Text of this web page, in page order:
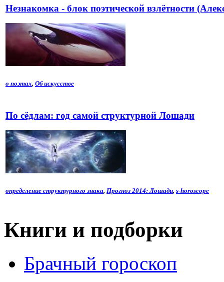
Незнакомка - блок поэтической взлётности
о поэтах, Об искусстве
По сёдлам: год самой структурной Лошади
определение структурного знака, Прогноз 2014: Лошади, s-horoscope
Книги и подборки
Брачный гороскоп